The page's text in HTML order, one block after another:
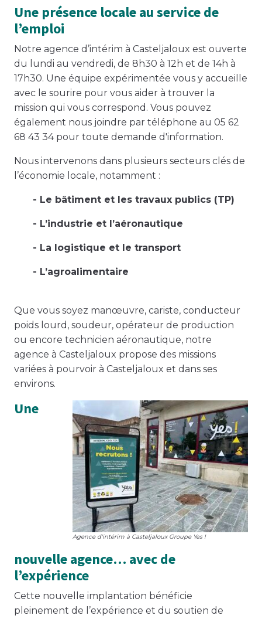
Une présence locale au service de
l’emploi
Notre agence d’intérim à Casteljaloux est ouverte
du lundi au vendredi, de 8h30 à 12h et de 14h à
17h30. Une équipe expérimentée vous y accueille
avec le sourire pour vous aider à trouver la
mission qui vous correspond. Vous pouvez
également nous joindre par téléphone au 05 62
68 43 34 pour toute demande d'information.
Nous intervenons dans plusieurs secteurs clés de
l’économie locale, notamment :
- Le bâtiment et les travaux publics (TP)
- L’industrie et l’aéronautique
- La logistique et le transport
- L’agroalimentaire
Que vous soyez manœuvre, cariste, conducteur
poids lourd, soudeur, opérateur de production
ou encore technicien aéronautique, notre
agence à Casteljaloux propose des missions
variées à pourvoir à Casteljaloux et dans ses
environs.
Agence d'intérim à Casteljaloux Groupe Yes !
Une
nouvelle agence… avec de
l’expérience
Cette nouvelle implantation bénéficie
pleinement de l’expérience et du soutien de